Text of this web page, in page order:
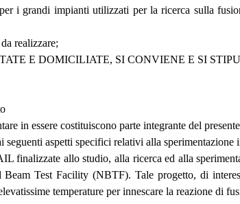
i grandi impianti utilizzati per la ricerca sulla
realizzare;
E DOMICILIATE, SI CONVIENE E SI
in essere costituiscono parte integrante del
aspetti specifici relativi alla sperimentazione
allo studio, alla ricerca ed alla
Test Facility (NBTF). Tale progetto, di
temperature per innescare la reazione di